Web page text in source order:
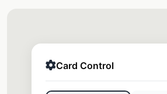
Card Control